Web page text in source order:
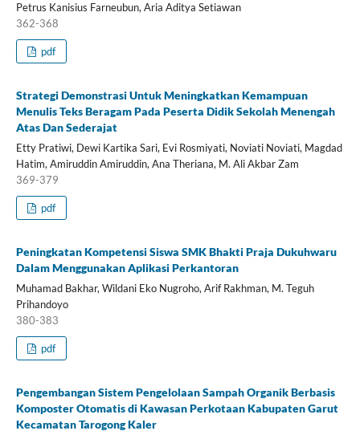
Petrus Kanisius Farneubun, Aria Aditya Setiawan
362-368
pdf
Strategi Demonstrasi Untuk Meningkatkan Kemampuan
Menulis Teks Beragam Pada Peserta Didik Sekolah Menengah
Atas Dan Sederajat
Etty Pratiwi, Dewi Kartika Sari, Evi Rosmiyati, Noviati Noviati, Magdad
Hatim, Amiruddin Amiruddin, Ana Theriana, M. Ali Akbar Zam
369-379
pdf
Peningkatan Kompetensi Siswa SMK Bhakti Praja Dukuhwaru
Dalam Menggunakan Aplikasi Perkantoran
Muhamad Bakhar, Wildani Eko Nugroho, Arif Rakhman, M. Teguh
Prihandoyo
380-383
pdf
Pengembangan Sistem Pengelolaan Sampah Organik Berbasis
Komposter Otomatis di Kawasan Perkotaan Kabupaten Garut
Kecamatan Tarogong Kaler